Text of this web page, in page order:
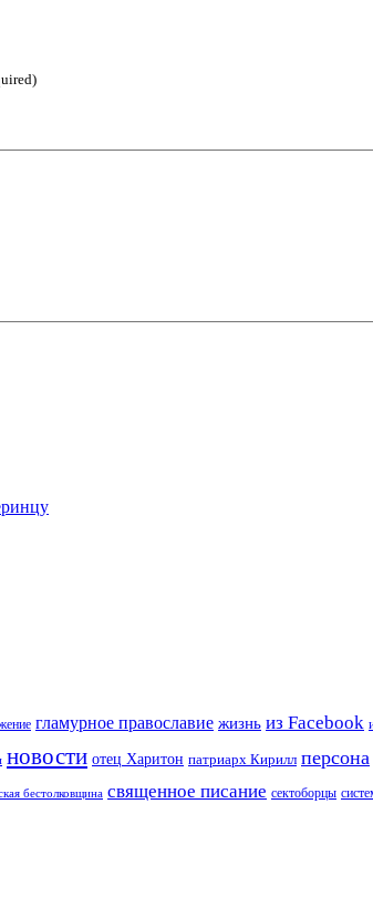
гламурное православие жизнь из Facebook
новости отец Харитон патриарх Кирилл персона
бестолковщина священное писание сектоборцы